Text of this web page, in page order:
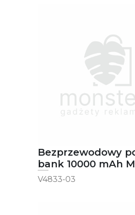
Bezprzewodowy
bank 10000 mAh
Conti z
V4833-03